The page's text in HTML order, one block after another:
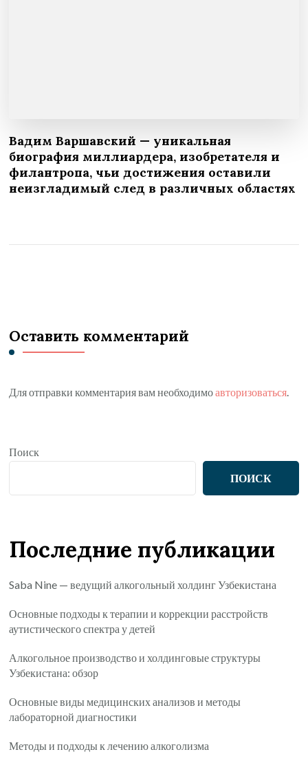
Вадим Варшавский — уникальная
биография миллиардера, изобретателя и
филантропа, чьи достижения оставили
неизгладимый след в различных областях
Оставить комментарий
Для отправки комментария вам необходимоавторизоваться.
Поиск
ПОИСК
Последние публикации
Saba Nine — ведущий алкогольный холдинг Узбекистана
Основные подходы к терапии и коррекции расстройств
аутистического спектра у детей
Алкогольное производство и холдинговые структуры
Узбекистана: обзор
Основные виды медицинских анализов и методы
лабораторной диагностики
Методы и подходы к лечению алкоголизма